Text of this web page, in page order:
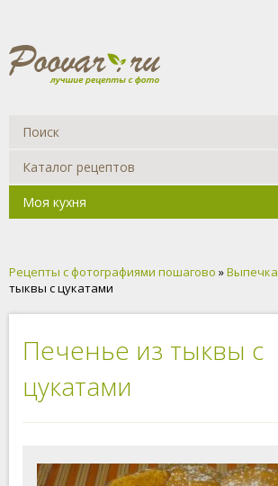
Каталог рецептов
Моя кухня
Рецепты с фотографиями пошагово »Выпечка
тыквы с цукатами
Печенье из тыквы с
цукатами